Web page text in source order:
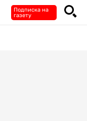
Подписка на
газету